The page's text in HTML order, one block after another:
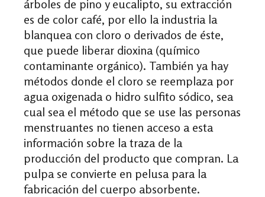
árboles de pino y eucalipto, su extracción
es de color café, por ello la industria la
blanquea con cloro o derivados de éste,
que puede liberar dioxina (químico
contaminante orgánico). También ya hay
métodos donde el cloro se reemplaza por
agua oxigenada o hidro sulfito sódico, sea
cual sea el método que se use las personas
menstruantes no tienen acceso a esta
información sobre la traza de la
producción del producto que compran. La
pulpa se convierte en pelusa para la
fabricación del cuerpo absorbente.